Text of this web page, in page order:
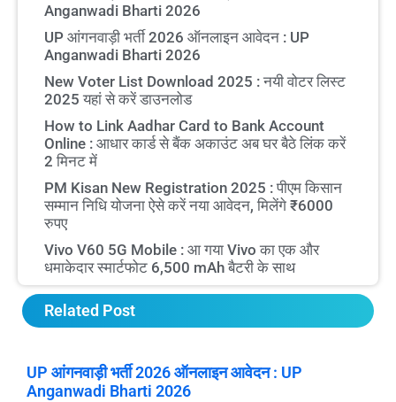
Anganwadi Bharti 2026
UP आंगनवाड़ी भर्ती 2026 ऑनलाइन आवेदन : UP
Anganwadi Bharti 2026
New Voter List Download 2025 : नयी वोटर लिस्ट
2025 यहां से करें डाउनलोड
How to Link Aadhar Card to Bank Account
Online : आधार कार्ड से बैंक अकाउंट अब घर बैठे लिंक करें
2 मिनट में
PM Kisan New Registration 2025 : पीएम किसान
सम्मान निधि योजना ऐसे करें नया आवेदन, मिलेंगे ₹6000
रुपए
Vivo V60 5G Mobile : आ गया Vivo का एक और
धमाकेदार स्मार्टफोट 6,500 mAh बैटरी के साथ
Related Post
UP आंगनवाड़ी भर्ती 2026 ऑनलाइन आवेदन : UP
Anganwadi Bharti 2026